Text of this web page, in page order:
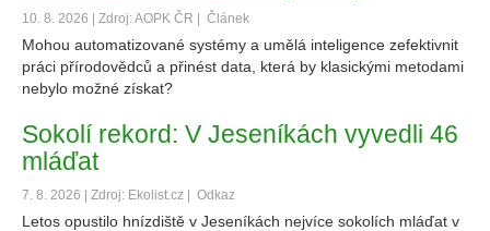
10. 8. 2026 | Zdroj: AOPK ČR | Článek
Mohou automatizované systémy a umělá inteligence zefektivnit
práci přírodovědců a přinést data, která by klasickými metodami
nebylo možné získat?
Sokolí rekord: V Jeseníkách vyvedli 46
mláďat
7. 8. 2026 | Zdroj: Ekolist.cz | Odkaz
Letos opustilo hnízdiště v Jeseníkách nejvíce sokolích mláďat v